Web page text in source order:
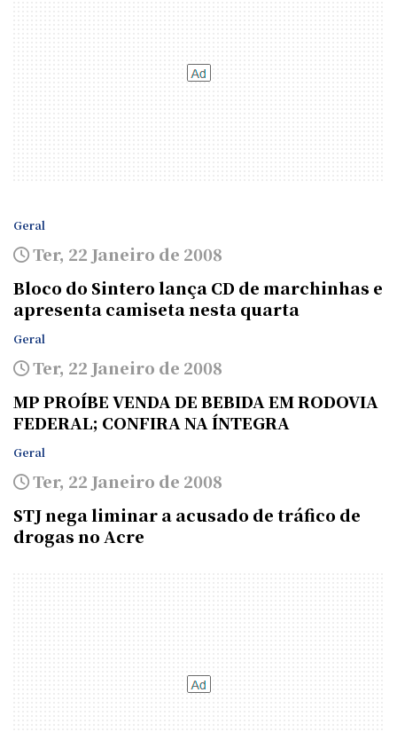
Geral
Ter, 22 Janeiro de 2008
Bloco do Sintero lança CD de marchinhas e
apresenta camiseta nesta quarta
Geral
Ter, 22 Janeiro de 2008
MP PROÍBE VENDA DE BEBIDA EM RODOVIA
FEDERAL; CONFIRA NA ÍNTEGRA
Geral
Ter, 22 Janeiro de 2008
STJ nega liminar a acusado de tráfico de
drogas no Acre